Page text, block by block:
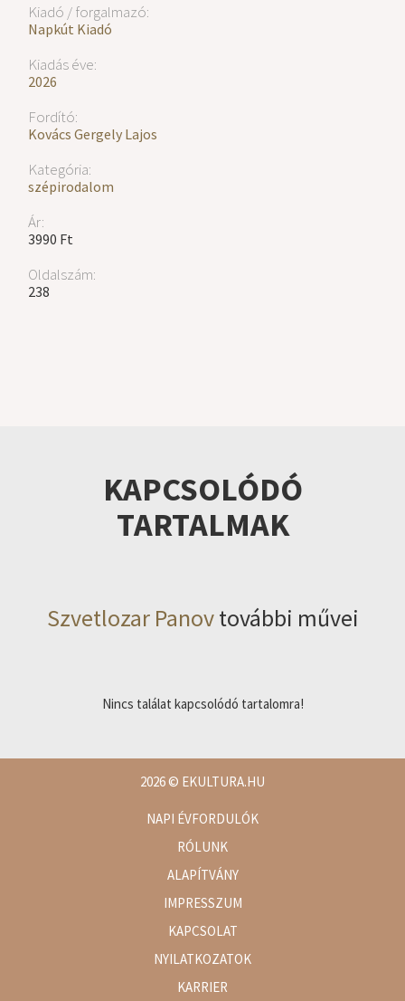
Kiadó / forgalmazó:
Napkút Kiadó
Kiadás éve:
2026
Fordító:
Kovács Gergely Lajos
Kategória:
szépirodalom
Ár:
3990 Ft
Oldalszám:
238
KAPCSOLÓDÓ
TARTALMAK
Szvetlozar Panovtovábbi művei
Nincs találat kapcsolódó tartalomra!
2026© EKULTURA.HU
NAPI ÉVFORDULÓK
RÓLUNK
ALAPÍTVÁNY
IMPRESSZUM
KAPCSOLAT
NYILATKOZATOK
KARRIER